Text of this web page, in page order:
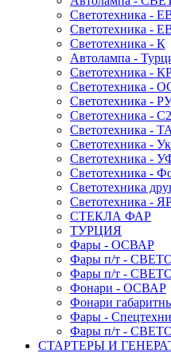
Светотехника -
Светотехника -
Светотехника - К
Автолампа -
Светотехника -
Светотехника -
Светотехника -
Светотехника -
Светотехника -
Светотехника -
Светотехника -
Светотехника -
Светотехника
Светотехника -
СТЕКЛА ФАР
ТУРЦИЯ
Фары - ОСВАР
Фары п/т -
Фары п/т -
Фонари - ОСВАР
Фонари
Фары -
Фары п/т -
СТАРТЕРЫ И